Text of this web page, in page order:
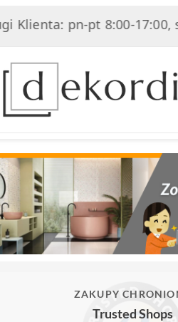
pn-pt 8:00-17:00, sob
ZAKUPY
Trusted Shops